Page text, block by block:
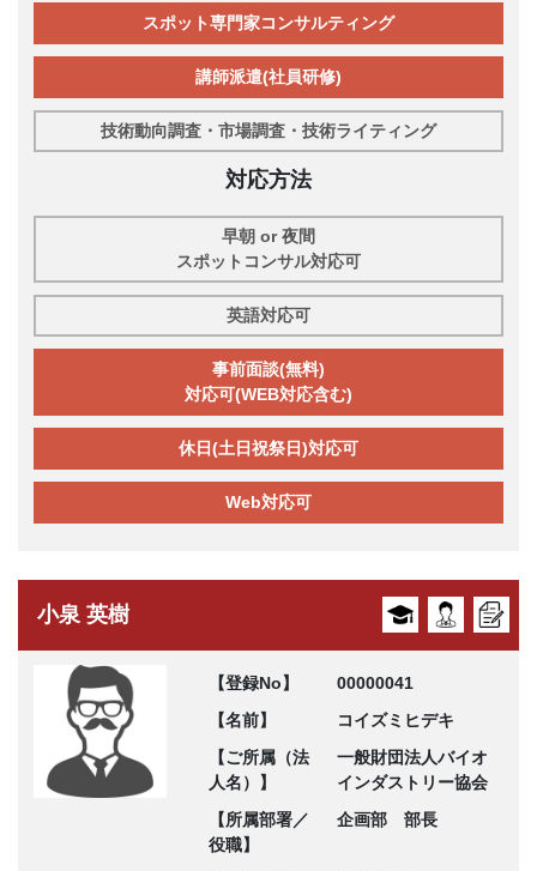
スポット専門家コンサルティング
講師派遣(社員研修)
技術動向調査・市場調査・技術ライティング
対応方法
早朝 or 夜間
スポットコンサル対応可
英語対応可
事前面談(無料)
対応可(WEB対応含む)
休日(土日祝祭日)対応可
Web対応可
小泉 英樹
【登録No】
00000041
【名前】
コイズミヒデキ
【ご所属（法
人名）】
一般財団法人バイオ
インダストリー協会
【所属部署／
役職】
企画部 部長